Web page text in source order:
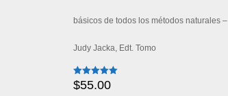
básicos de todos los métodos naturales –
Judy Jacka, Edt. Tomo
Valorado
con
$55.00